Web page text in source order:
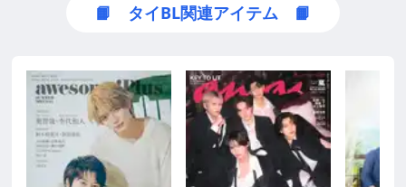
📙 タイBL関連アイテム 📙